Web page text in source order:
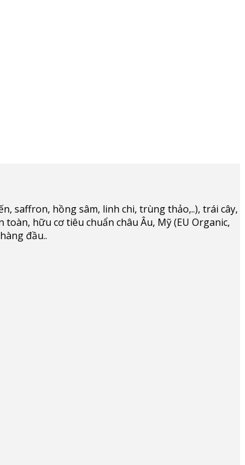
saffron, hồng sâm, linh chi, trùng thảo,..), trái cây,
hữu cơ tiêu chuẩn châu Âu, Mỹ (EU Organic,
đầu..